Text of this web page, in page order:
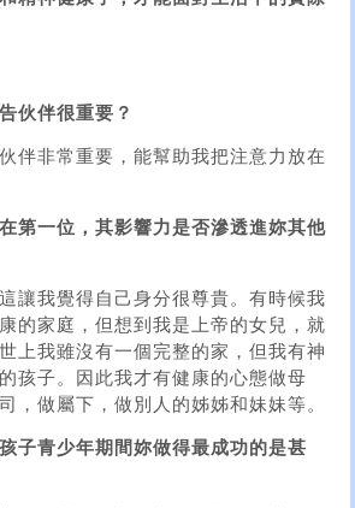
伙伴很重要？
伴非常重要，能幫助我把注意力放在
第一位，其影響力是否滲透進妳其他
讓我覺得自己身分很尊貴。有時候我
的家庭，但想到我是上帝的女兒，就
上我雖沒有一個完整的家，但我有神
孩子。因此我才有健康的心態做母
，做屬下，做別人的姊姊和妹妹等。
子青少年期間妳做得最成功的是甚